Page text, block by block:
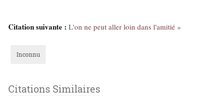
Citation suivante : L'on ne peut aller loin dans l'amitié »
Inconnu
Citations Similaires